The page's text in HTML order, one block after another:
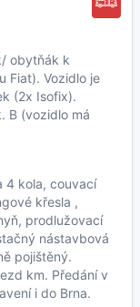
obytňák k
Fiat). Vozidlo je
(2x Isofix).
B (vozidlo má
4 kola, couvací
křesla ,
prodlužovací
nástavbová
pojištěný.
km. Předání v
i do Brna.